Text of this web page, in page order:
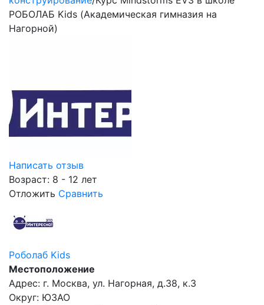
РОБОЛАБ Kids (Академическая гимназия на
Нагорной)
Написать отзыв
Возраст: 8 - 12 лет
Отложить Сравнить
Роболаб Kids
Местоположение
Адрес: г. Москва, ул. Нагорная, д.38, к.3
Округ: ЮЗАО